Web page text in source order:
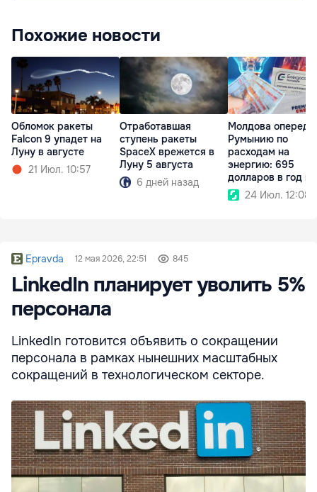
Похожие новости
Обломок ракеты
Falcon 9 упадет на
Луну в августе
21 Июл. 10:57
Отработавшая
ступень ракеты
SpaceX врежется в
Луну 5 августа
6 дней назад
Молдова
Румынию по
расходам на
энергию: 695
долларов в год на
человека
24 Июл. 12:08
Epravda 12 мая 2026, 22:51 845
LinkedIn планирует уволить 5%
персонала
LinkedIn готовится объявить о сокращении
персонала в рамках нынешних масштабных
сокращений в технологическом секторе.